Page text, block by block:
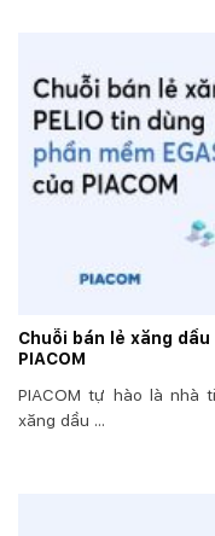
Chuỗi bán lẻ xăng dầu
PIACOM
PIACOM tự hào là nhà
xăng dầu ...